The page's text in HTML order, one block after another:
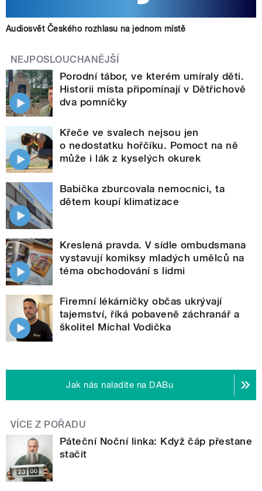
Audiosvět Českého rozhlasu na jednom místě
NEJPOSLOUCHANĚJŠÍ
Porodní tábor, ve kterém umíraly děti.
Historii místa připomínají v Dětřichově
dva pomníčky
Křeče ve svalech nejsou jen
o nedostatku hořčíku. Pomoct na ně
může i lák z kyselých okurek
Babička zburcovala nemocnici, ta
dětem koupí klimatizace
Kreslená pravda. V sídle ombudsmana
vystavují komiksy mladých umělců na
téma obchodování s lidmi
Firemní lékárničky občas ukrývají
tajemství, říká pobaveně záchranář a
školitel Michal Vodička
Jak nás naladíte na DABu
VÍCE Z POŘADU
Páteční Noční linka: Když čáp přestane
stačit